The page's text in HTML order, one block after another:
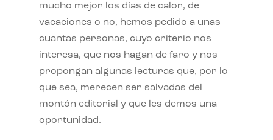
mucho mejor los días de calor, de
vacaciones o no, hemos pedido a unas
cuantas personas, cuyo criterio nos
interesa, que nos hagan de faro y nos
propongan algunas lecturas que, por lo
que sea, merecen ser salvadas del
montón editorial y que les demos una
oportunidad.